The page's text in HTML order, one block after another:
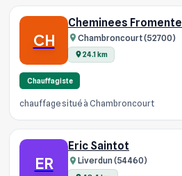
CH
Cheminees Fromentel
Chambroncourt (52700)
24.1 km
Chauffagiste
chauffage situé à Chambroncourt
ER
Eric Saintot
Liverdun (54460)